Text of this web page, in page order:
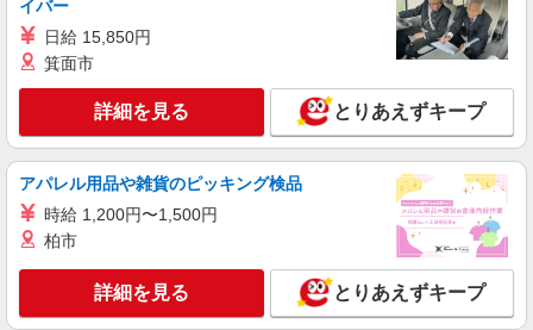
時給1500円〜2125円 ＜日払い有/週払い有/交
キープ 詳細を見る
派遣社員
株式会社kotrio /●UT-H-2009625
向かう先は、笑顔の待つ場所！デイサービスの
時給1500円〜2125円 ＜日払い有/週払い有/交
通費全支給(ガソリン代含む)＞
イバー
日給 15,850円
箕面市
詳細を見る とりあえずキープ
アパレル用品や雑貨のピッキング検品
時給 1,200円〜1,500円
柏市
詳細を見る とりあえずキープ